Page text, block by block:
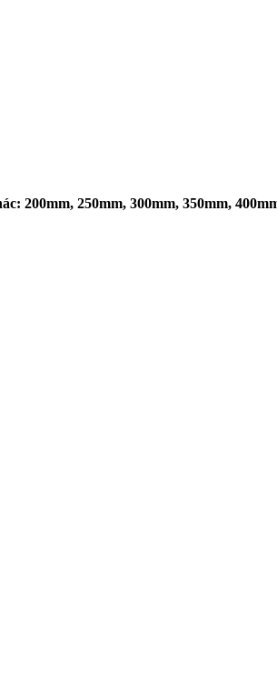
200mm, 250mm, 300mm, 350mm,